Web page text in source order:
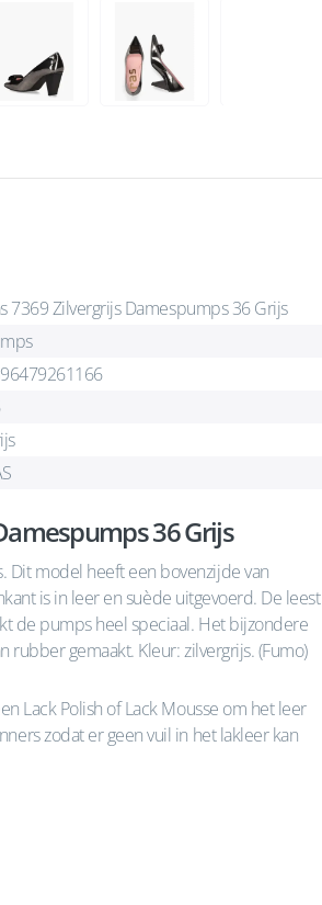
7369 Zilvergrijs Damespumps 36 Grijs
36 Grijs
Dit model heeft een bovenzijde van
is in leer en suède uitgevoerd. De leest
de pumps heel speciaal. Het bijzondere
rubber gemaakt. Kleur: zilvergrijs. (Fumo)
Lack Polish of Lack Mousse om het leer
zodat er geen vuil in het lakleer kan